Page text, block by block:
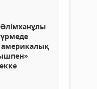
америкалық